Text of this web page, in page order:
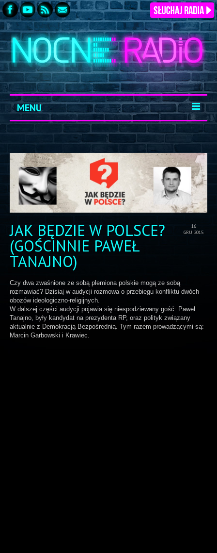
MENU
START
ARCHIWUM
KONTAKT
LOGOWANIE
16
GRU 2015
JAK BĘDZIE W POLSCE?
(GOŚCINNIE PAWEŁ
TANAJNO)
Czy dwa zwaśnione ze sobą plemiona polskie mogą ze sobą
rozmawiać? Dzisiaj w audycji rozmowa o przebiegu konfliktu dwóch
obozów ideologiczno-religijnych.
W dalszej części audycji pojawia się niespodziewany gość: Paweł
Tanajno, były kandydat na prezydenta RP, oraz polityk związany
aktualnie z Demokracją Bezpośrednią. Tym razem prowadzącymi są:
Marcin Garbowski i Krawiec.